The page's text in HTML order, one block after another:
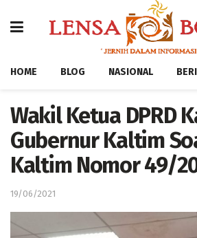
HOME BLOG NASIONAL
Wakil Ketua DPRD
Gubernur Kaltim
Kaltim Nomor 49/
19/06/2021